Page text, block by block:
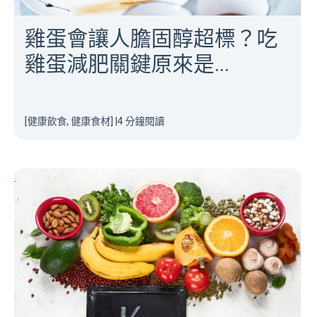
雞蛋會讓人膽固醇超標？吃
雞蛋減肥關鍵原來是...
[健康飲食, 健康食材] 4 分鐘閱讀